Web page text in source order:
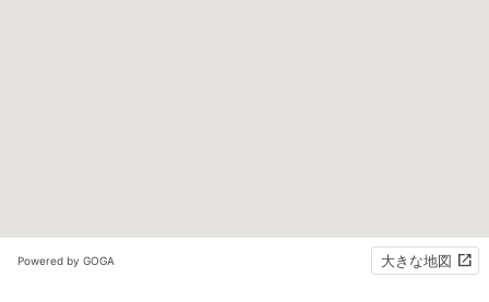
Powered by GOGA 大きな地図